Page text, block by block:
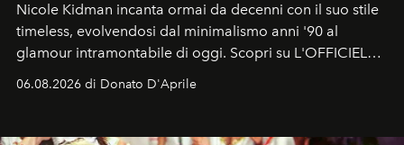
Nicole Kidman incanta ormai da decenni con il suo stile
timeless, evolvendosi dal minimalismo anni '90 al
glamour intramontabile di oggi. Scopri su L'OFFICIEL
Italia la sua style evolution.
06.08.2026 di Donato D'Aprile